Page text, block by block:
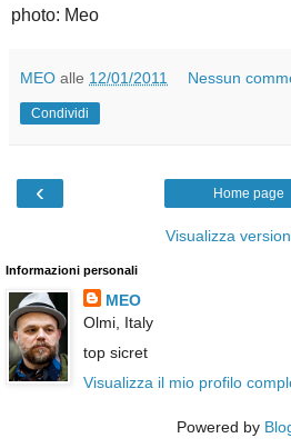
photo: Meo
MEO alle 12/01/2011 Nessun
Condividi
‹ Home page
Visualizza
Informazioni personali
MEO
Olmi, Italy
top sicret
Visualizza il mio profilo
Powered by